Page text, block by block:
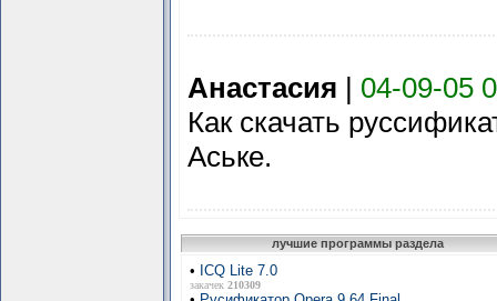
Анастасия | 04-09-05
Как скачать
Аське.
лучшие программы раздела
• ICQ Lite 7.0
закачек 210309